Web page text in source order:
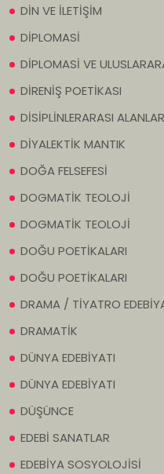
DİN VE İLETİŞİM
DİPLOMASİ
DİPLOMASİ VE
DİRENİŞ POETİKASI
DİSİPLİNLERARASI ALANLAR
DİYALEKTİK MANTIK
DOĞA FELSEFESİ
DOGMATİK TEOLOJİ
DOGMATİK TEOLOJİ
DOĞU POETİKALARI
DOĞU POETİKALARI
DRAMA / TİYATRO
DRAMATİK
DÜNYA EDEBİYATI
DÜNYA EDEBİYATI
DÜŞÜNCE
EDEBİ SANATLAR
EDEBİYA SOSYOLOJİSİ